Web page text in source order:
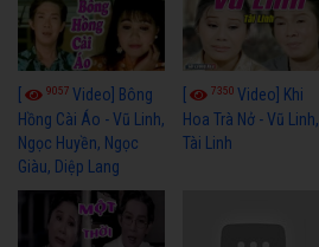
9057 Video] Bông
Hồng Cài Áo - Vũ Linh,
Ngọc Huyền, Ngọc
Giàu, Diệp Lang
7350Video] Khi
Hoa Trà Nở - Vũ Linh,
Tài Linh